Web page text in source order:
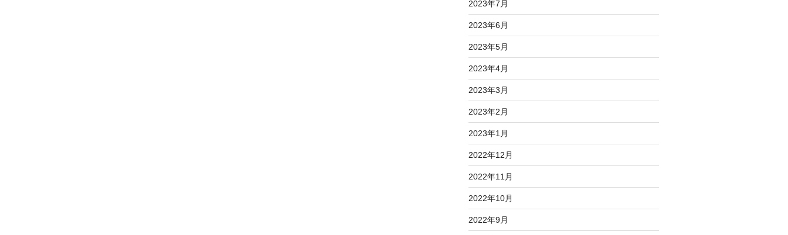
2023年7月
2023年6月
2023年5月
2023年4月
2023年3月
2023年2月
2023年1月
2022年12月
2022年11月
2022年10月
2022年9月